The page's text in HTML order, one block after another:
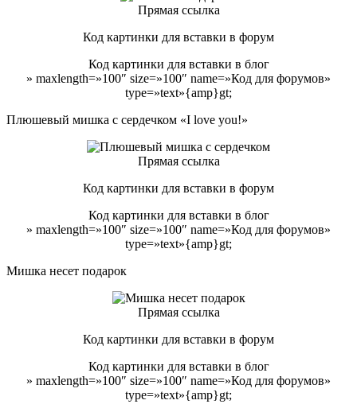
Прямая ссылка
Код картинки для вставки в форум
Код картинки для вставки в блог
» maxlength=»100″ size=»100″ name=»Код для форумов»
type=»text»{amp}gt;
Плюшевый мишка с сердечком «I love you!»
Прямая ссылка
Код картинки для вставки в форум
Код картинки для вставки в блог
» maxlength=»100″ size=»100″ name=»Код для форумов»
type=»text»{amp}gt;
Мишка несет подарок
Прямая ссылка
Код картинки для вставки в форум
Код картинки для вставки в блог
» maxlength=»100″ size=»100″ name=»Код для форумов»
type=»text»{amp}gt;